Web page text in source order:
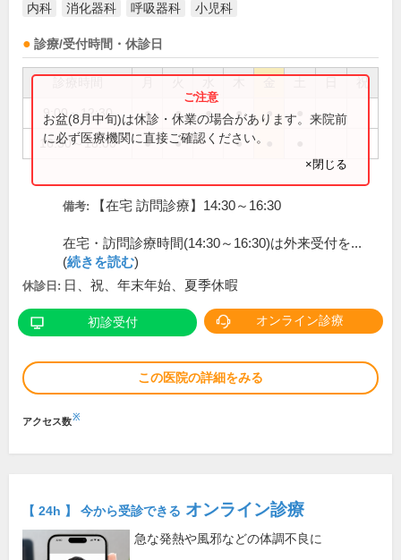
内科 消化器科 呼吸器科 小児科
診療/受付時間・休診日
祝
9:00～12:30 ● ● ● ● ●
16:30～18:00 ● ● ●
お盆(8月中旬)は休診・休業の場合があります。来院前
に必ず医療機関に直接ご確認ください。
×閉じる
備考: 【在宅 訪問診療】14:30～16:30
在宅・訪問診療時間(14:30～16:30)は外来受付を...
(続きを読む)
休診日: 日、祝、年末年始、夏季休暇
初診受付 オンライン診療
この医院の詳細をみる
アクセス数※
【 24h 】 今から受診できる オンライン診療
急な発熱や風邪などの体調不良に